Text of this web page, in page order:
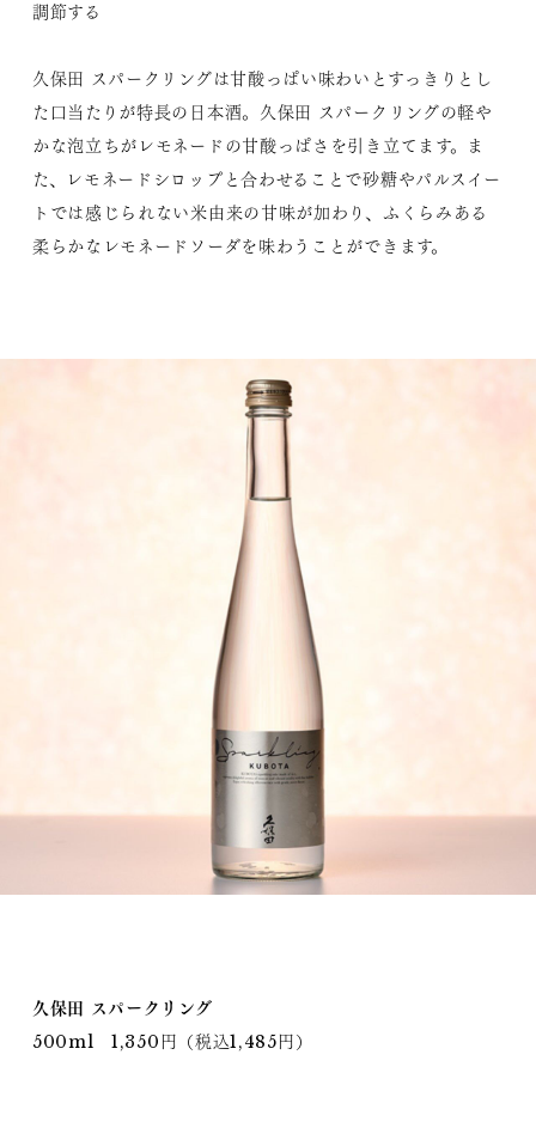
調節する
久保田 スパークリングは甘酸っぱい味わいとすっきりとし
た口当たりが特長の日本酒。久保田 スパークリングの軽や
かな泡立ちがレモネードの甘酸っぱさを引き立てます。ま
た、レモネードシロップと合わせることで砂糖やパルスイー
トでは感じられない米由来の甘味が加わり、ふくらみある
柔らかなレモネードソーダを味わうことができます。
久保田 スパークリング
500ml 1,350円（税込1,485円）